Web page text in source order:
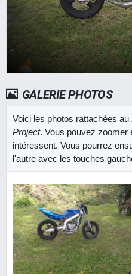
GALERIE PHOTOS
Voici les photos rattachées au
Project. Vous pouvez zoomer
intéressent. Vous pourrez
l'autre avec les touches